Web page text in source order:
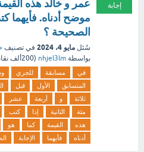
إجابة
عمر و خالد هذه
موضح أدناه. فأيهما
الصحيحة ؟
سُئل مايو 4، 2024 في تصنيف
بواسطة nhjel3lm
(200ألف
في مسابقة للجري
المتسابق
الأول قبل
ثلاثة
و أربعة عشر
مئة
الثانية إذا كتب
هذه
القيمة كما هو
أدناه
فأيهما الإجابة